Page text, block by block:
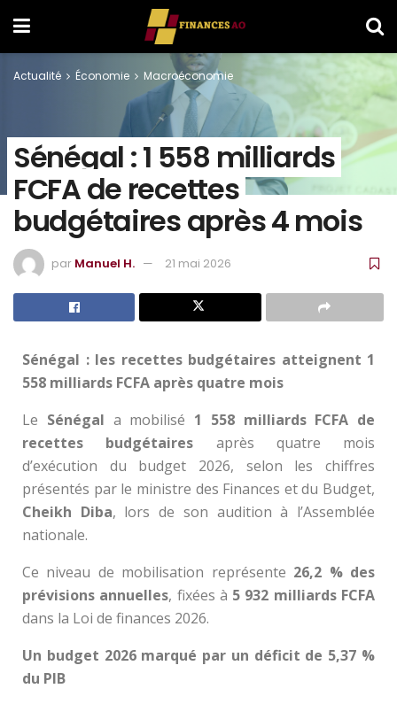
Actualité Économie Macroéconomie
Sénégal : 1 558 milliards
FCFA de recettes
budgétaires après 4 mois
par Manuel H. 21 mai 2026
Sénégal : les recettes budgétaires atteignent 1
558 milliards FCFA après quatre mois
Le Sénégal a mobilisé 1 558 milliards FCFA de
recettes budgétaires après quatre mois
d’exécution du budget 2026, selon les chiffres
présentés par le ministre des Finances et du Budget,
Cheikh Diba, lors de son audition à l’Assemblée
nationale.
Ce niveau de mobilisation représente 26,2 % des
prévisions annuelles, fixées à 5 932 milliards FCFA
dans la Loi de finances 2026.
Un budget 2026 marqué par un déficit de 5,37 %
du PIB